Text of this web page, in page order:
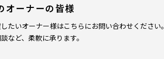
オーナーの皆様
たいオーナー様はこちらにお問い合わせください。
など、柔軟に承ります。